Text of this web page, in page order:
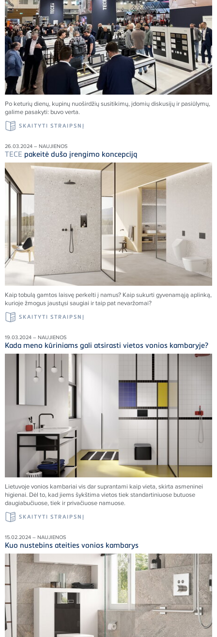
Po keturių dienų, kupinų nuoširdžių susitikimų, įdomių diskusijų ir pasiūlymų,
galime pasakyti: buvo verta.
SKAITYTI STRAIPSNĮ
26.03.2024 – NAUJIENOS
TECE pakeitė dušo įrengimo koncepciją
Kaip tobulą gamtos laisvę perkelti į namus? Kaip sukurti gyvenamąją aplinką,
kurioje žmogus jaustųsi saugiai ir taip pat nevaržomai?
SKAITYTI STRAIPSNĮ
19.03.2024 – NAUJIENOS
Kada meno kūriniams gali atsirasti vietos vonios kambaryje?
Lietuvoje vonios kambariai vis dar suprantami kaip vieta, skirta asmeninei
higienai. Dėl to, kad jiems šykštima vietos tiek standartiniuose butuose
daugiabučiuose, tiek ir privačiuose namuose.
SKAITYTI STRAIPSNĮ
15.02.2024 – NAUJIENOS
Kuo nustebins ateities vonios kambarys